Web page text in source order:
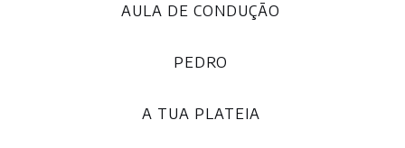
AULA DE CONDUÇÃO
PEDRO
A TUA PLATEIA